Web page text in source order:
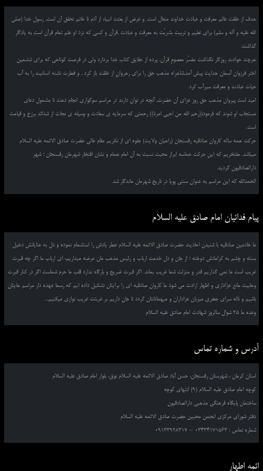
هدف از خلقت عالم معرفت و عبادت خداوند متعال است, و غرض از بعثت انبیاء از آدم تا خاتم تحقق آن است, رسول خدا (صلی
الله علیه و آله و سلم) برای تعلیم و تربیت بشریّت به معرفت و عبادت ,قرآن و کسی که نزد او علم تمام قرآن است به یادگار
گذاشت.
هرچند حوادث روزگار نگذاشت مفسّر معصومِ قرآن, پرده از حقایق کتاب خدا بردارد ولی در فرصت کوتاهی که برای ششمین
اختر فرزوان آسمان هدایت پیش آمد,شاهراه مذهب حق را برای رهروانِ از خلقت باز کرد , و فطرت تشنه انسانیت را به آب
حیات عبادت و معرفت سیرآب کرد.
امید است پیروان مذهب حق روز عزای آن حضرت, آنچه در توان دارند در مراسم سوگواری انجام دهند تا مشمول دعای
مستجاب او شوند که فرمود((رحم الله من احیی امرنا)) رحمتی که سرمایه ی سعادت و وسیله ی نجات از شدائد برزخ و قیامت
است.
حرکت همه ساله کاروان صادقیه رفسنجان (راهیان ولایت) جلوه ای از تکریم مقام عالی حضرت صادق الائمه علیه السلام
میباشد. مفتخریم که این حرکت حماسه ابراز محبت نسبت به آن امام همام و نشان افتخار شهرمان رفسنجان ؛ شهر
دارالصادقیون گردید.
الحمدالله که این مراسم به عنوان سنتی پویا در تاریخ شهرمان ماندگار شد.
پیام فدائیان امام صادق علیه السلام
ما خادمین صادقیه با شنیدن احادیث حضرت صادق الائمه علیه السلام عطر یادش را استشمام نموده و دل به عنایاتش دخیل
بسته و چشم به کراماتش دوخته ؛ از جان و دل خدمت ارباب و رئیس مذهب مان عرضه میداریم، ای ارباب ما اگر چه قبرت
غریب است ما نمی گذاریم قدر و منزلت شما غریب بماند. اگر قبرت ضریح و بارگاه ندارد قلب ما حرم شماست اگر در کنار قبرت
وهابیت مانع عزاداری و اظهار ارادت می شود ما کاروان صادقیه ای را برایتان تشکیل داده ایم که رسما عهده دار مراسم هایتان
باشیم و ناله سرای جعفری میزبان عزاداران و میهمانانتان گردد تا جان داریم بر غربتت غریب نوازی میکنیم...
وعده ما 25 شوال سالروز شهادت امام صادق علیه السلام
آدرس و شماره تماس
استان کرمان ، شهرستان رفسنجان، حسن آباد صادق الائمه علیه السلام نوق، بلوار امام صادق علیه السلام
کوچه امام صادق علیه السلام (9) انتهای کوچه
ساختمان پایگاه فرهنگی مذهبی دارالصادقیون
دفتر شورای مرکزی انجمن محبین حضرت صادق الائمه علیه السلام
شماره تماس : 03434171563 – 09133928317
ائمه اطهار